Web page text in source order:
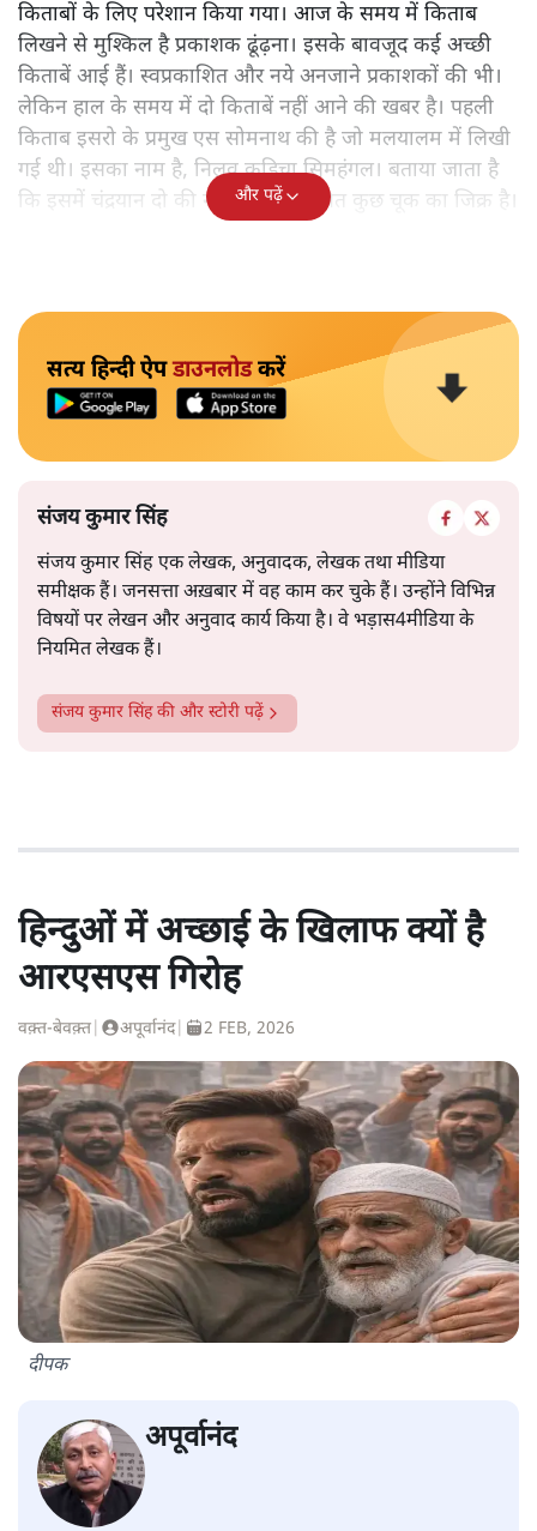
किताबों के लिए परेशान किया गया। आज के समय में किताब
लिखने से मुश्किल है प्रकाशक ढूंढ़ना। इसके बावजूद कई अच्छी
किताबें आई हैं। स्वप्रकाशित और नये अनजाने प्रकाशकों की भी।
लेकिन हाल के समय में दो किताबें नहीं आने की खबर है। पहली
किताब इसरो के प्रमुख एस सोमनाथ की है जो मलयालम में लिखी
गई थी। इसका नाम है, निलवु कुडिचा सिमहंगल। बताया जाता है
कि इसमें चंद्रयान दो की नाकामी से संबंधित कुछ चूक का जिक्र है।
और पढ़ें
सत्य हिन्दी ऐपडाउनलोडकरें
संजय कुमार सिंह
संजय कुमार सिंह एक लेखक, अनुवादक, लेखक तथा मीडिया
समीक्षक हैं। जनसत्ता अख़बार में वह काम कर चुके हैं। उन्होंने विभिन्न
विषयों पर लेखन और अनुवाद कार्य किया है। वे भड़ास4मीडिया के
नियमित लेखक हैं।
संजय कुमार सिंहकी और स्टोरी पढ़ें
हिन्दुओं में अच्छाई के खिलाफ क्यों है
आरएसएस गिरोह
वक़्त-बेवक़्त अपूर्वानंद| 2 FEB, 2026
दीपक
अपूर्वानंद